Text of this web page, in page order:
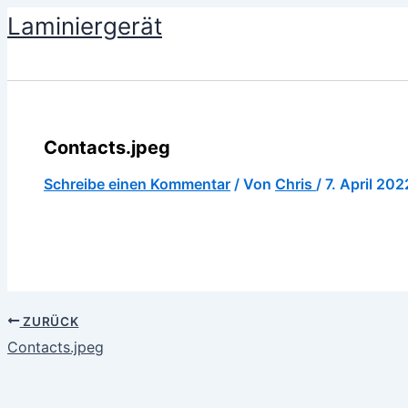
Zum
Inhalt
Laminiergerät
Contacts.jpeg
Schreibe einen Kommentar / Von Chris / 7. April
ZURÜCK
Contacts.jpeg